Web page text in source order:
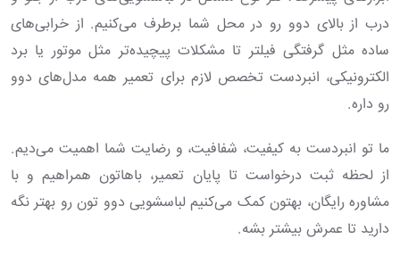
درب از بالای دوو رو در محل شما برطرف می‌کنیم. از خرابی‌های
ساده مثل گرفتگی فیلتر تا مشکلات پیچیده‌تر مثل موتور یا برد
الکترونیکی، انبردست تخصص لازم برای تعمیر همه مدل‌های دوو
رو داره.
ما تو انبردست به کیفیت، شفافیت، و رضایت شما اهمیت می‌دیم.
از لحظه ثبت درخواست تا پایان تعمیر، باهاتون همراهیم و با
مشاوره رایگان، بهتون کمک می‌کنیم لباسشویی دوو تون رو بهتر نگه
دارید تا عمرش بیشتر بشه.